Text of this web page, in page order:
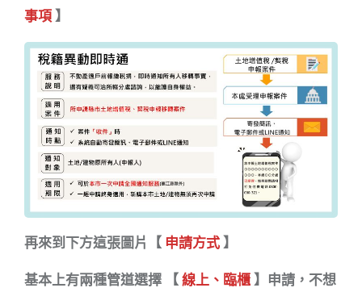
事項】
再來到下方這張圖片【 申請方式】
基本上有兩種管道選擇 【線上、臨櫃】申請，不想